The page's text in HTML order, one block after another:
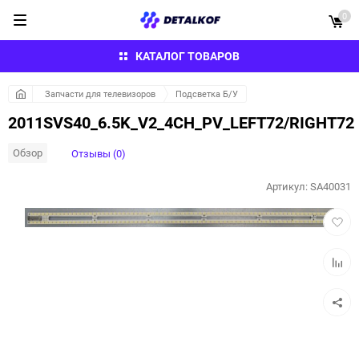
КАТАЛОГ ТОВАРОВ
0
Запчасти для телевизоров Подсветка Б/У
2011SVS40_6.5K_V2_4CH_PV_LEFT72/RIGHT72
Обзор Отзывы (0)
в
Артикул:SA40031